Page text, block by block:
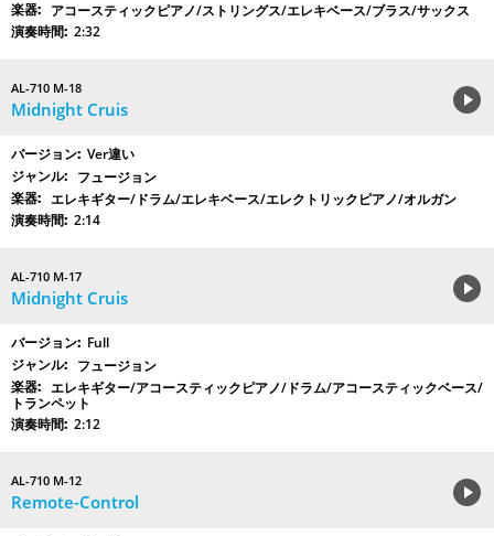
アコースティックピアノ/ストリングス/エレキベース/ブラス/サックス
2:32
AL-710 M-18
Midnight Cruis
Ver違い
フュージョン
エレキギター/ドラム/エレキベース/エレクトリックピアノ/オルガン
2:14
AL-710 M-17
Midnight Cruis
Full
フュージョン
エレキギター/アコースティックピアノ/ドラム/アコースティックベース/
トランペット
2:12
AL-710 M-12
Remote-Control